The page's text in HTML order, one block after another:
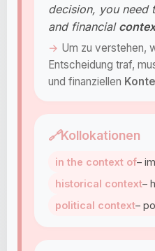
decision, you need
and financial
Um zu verstehen,
Entscheidung traf,
und finanziellen
🔗Kollokationen
in the context of–
historical context–
political context–